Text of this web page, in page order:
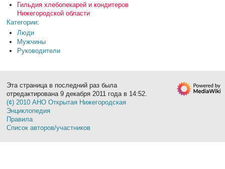
Гильдия хлебопекарей и кондитеров
Нижегородской области
Категории:
Люди
Мужчины
Руководители
Эта страница в последний раз была
отредактирована 9 декабря 2011 года в 14:52.
(¢) 2010 АНО Открытая Нижегородская
Энциклопедия
Правила
Список авторов/участников